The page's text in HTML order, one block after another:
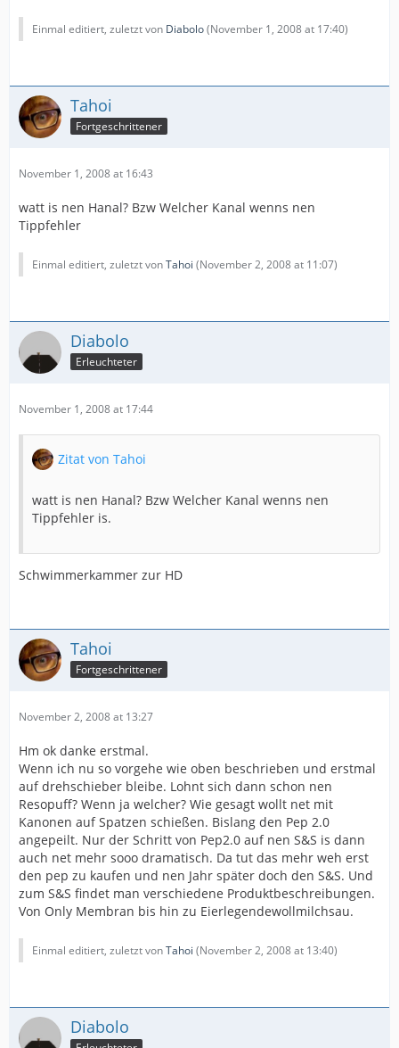
Einmal editiert, zuletzt von Diabolo(November 1, 2008 at 17:40)
Tahoi
Fortgeschrittener
November 1, 2008 at 16:43
watt is nen Hanal? Bzw Welcher Kanal wenns nen
Tippfehler
Einmal editiert, zuletzt vonTahoi (November 2, 2008 at 11:07)
Diabolo
Erleuchteter
November 1, 2008 at 17:44
Zitat von Tahoi
watt is nen Hanal? Bzw Welcher Kanal wenns nen
Tippfehler is.
Schwimmerkammer zur HD
Tahoi
Fortgeschrittener
November 2, 2008 at 13:27
Hm ok danke erstmal.
Wenn ich nu so vorgehe wie oben beschrieben und erstmal
auf drehschieber bleibe. Lohnt sich dann schon nen
Resopuff? Wenn ja welcher? Wie gesagt wollt net mit
Kanonen auf Spatzen schießen. Bislang den Pep 2.0
angepeilt. Nur der Schritt von Pep2.0 auf nen S&S is dann
auch net mehr sooo dramatisch. Da tut das mehr weh erst
den pep zu kaufen und nen Jahr später doch den S&S. Und
zum S&S findet man verschiedene Produktbeschreibungen.
Von Only Membran bis hin zu Eierlegendewollmilchsau.
Einmal editiert, zuletzt vonTahoi (November 2, 2008 at 13:40)
Diabolo